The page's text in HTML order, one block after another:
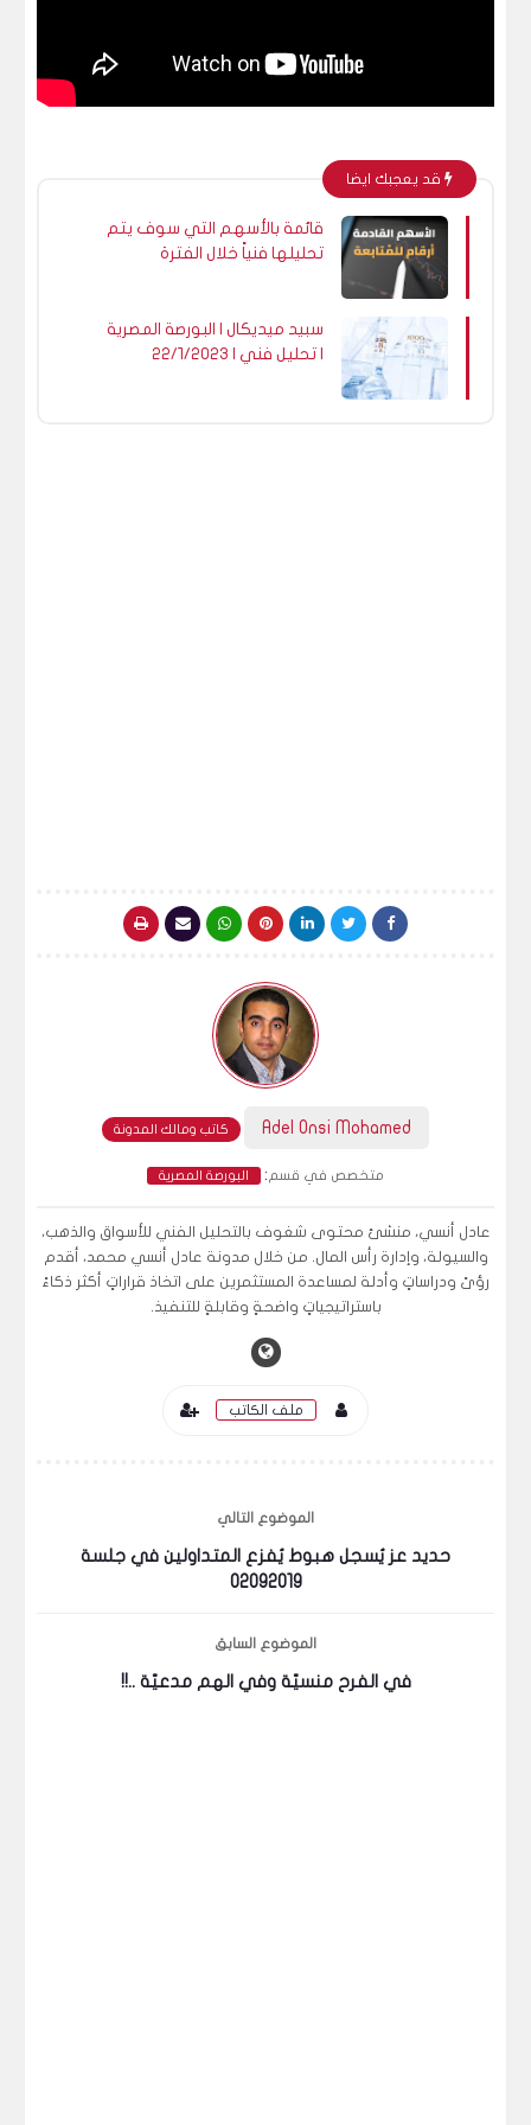
قد يعجبك ايضا
قائمة بالأسهم التي سوف يتم
تحليلها فنياً خلال الفترة
سبيد ميديكال | البورصة المصرية
| تحليل فني | ٢٢/١/٢٠٢٣
Adel Onsi Mohamed كاتب ومالك المدونة
متخصص في قسم : البورصة المصرية
عادل أنسي، منشئ محتوى شغوف بالتحليل الفني للأسواق والذهب،
والسيولة، وإدارة رأس المال. من خلال مدونة عادل أنسي محمد، أقدم
رؤىً ودراساتٍ وأدلة لمساعدة المستثمرين على اتخاذ قراراتٍ أكثر ذكاءً
باستراتيجياتٍ واضحةٍ وقابلةٍ للتنفيذ.
ملف الكاتب
الموضوع التالي
حديد عز يُسجل هبوط يُفزع المتداولين في جلسة
02092019
الموضوع السابق
في الفرح منسيّة وفي الهم مدعيّة ..!!